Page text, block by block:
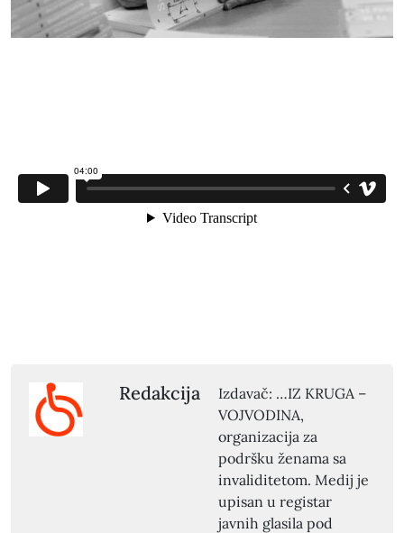
Redakcija
Izdavač: …IZ KRUGA –
VOJVODINA,
organizacija za
podršku ženama sa
invaliditetom. Medij je
upisan u registar
javnih glasila pod